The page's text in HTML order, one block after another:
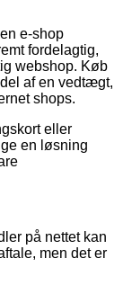
e-shop
fordelagtig,
webshop. Køb
af en vedtægt,
shops.
eller
en løsning
på nettet kan
men det er